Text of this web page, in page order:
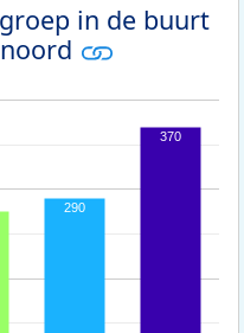
in de buurt
290
370